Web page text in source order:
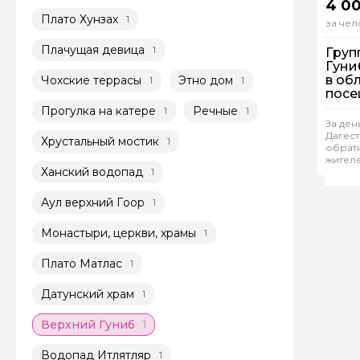
Плато Хунзах 1
Плачущая девица 1
Чохские террасы 1 Этно дом 1
Прогулка на катере 1 Речные 1
Хрустальный мостик 1
Ханский водопад 1
Аул верхний Гоор 1
Монастыри, церкви, храмы 1
Плато Матлас 1
Датунский храм 1
Верхний Гуниб 1
Водопад Итлятляр 1
4
за
в
За